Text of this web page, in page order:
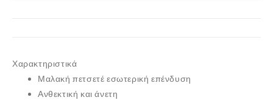
Χαρακτηριστικά
Μαλακή πετσετέ εσωτερική επένδυση
Ανθεκτική και άνετη